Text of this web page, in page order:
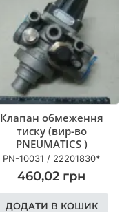
Клапан обмеження
тиску (вир-во
PNEUMATICS )
PN-10031 / 22201830*
460,02 грн
ДОДАТИ В КОШИК